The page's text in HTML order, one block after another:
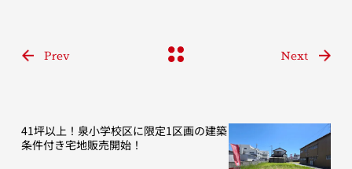
Prev Next
41坪以上！泉小学校区に限定1区画の建築
条件付き宅地販売開始！